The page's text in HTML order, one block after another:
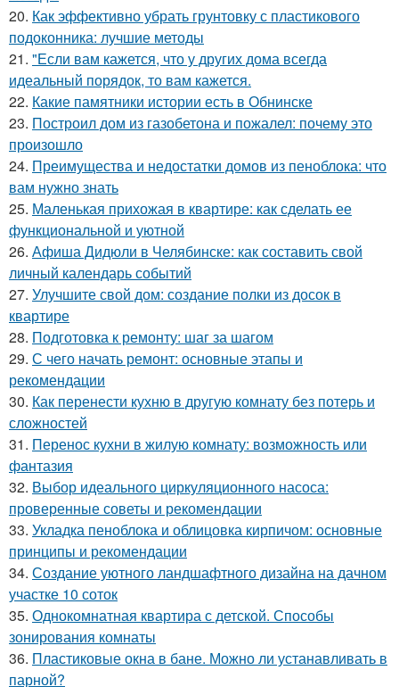
20. Как эффективно убрать грунтовку с пластикового
подоконника: лучшие методы
21. "Если вам кажется, что у других дома всегда
идеальный порядок, то вам кажется.
22. Какие памятники истории есть в Обнинске
23. Построил дом из газобетона и пожалел: почему это
произошло
24. Преимущества и недостатки домов из пеноблока: что
вам нужно знать
25. Маленькая прихожая в квартире: как сделать ее
функциональной и уютной
26. Афиша Дидюли в Челябинске: как составить свой
личный календарь событий
27. Улучшите свой дом: создание полки из досок в
квартире
28. Подготовка к ремонту: шаг за шагом
29. С чего начать ремонт: основные этапы и
рекомендации
30. Как перенести кухню в другую комнату без потерь и
сложностей
31. Перенос кухни в жилую комнату: возможность или
фантазия
32. Выбор идеального циркуляционного насоса:
проверенные советы и рекомендации
33. Укладка пеноблока и облицовка кирпичом: основные
принципы и рекомендации
34. Создание уютного ландшафтного дизайна на дачном
участке 10 соток
35. Однокомнатная квартира с детской. Способы
зонирования комнаты
36. Пластиковые окна в бане. Можно ли устанавливать в
парной?